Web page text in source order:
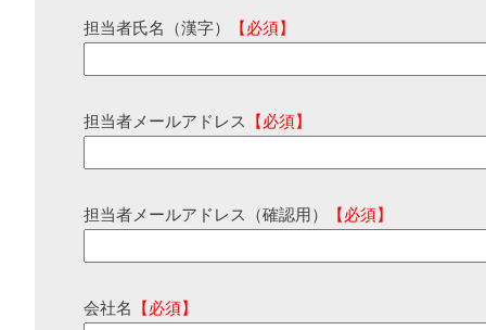
担当者氏名（漢字） 【必須】
担当者メールアドレス 【必須】
担当者メールアドレス（確認用） 【必須】
会社名 【必須】